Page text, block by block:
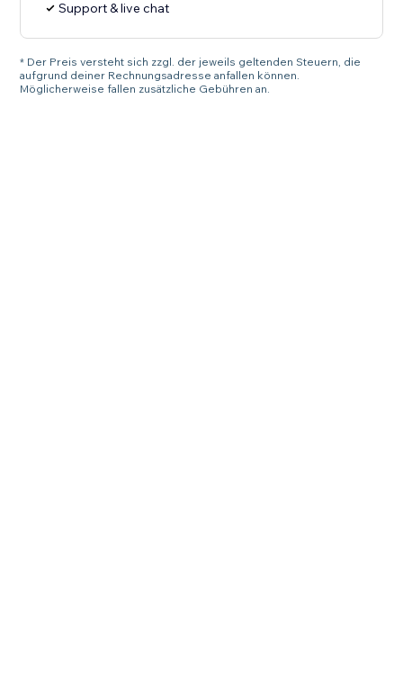
Support & live chat
* Der Preis versteht sich zzgl. der jeweils geltenden Steuern, die
aufgrund deiner Rechnungsadresse anfallen können.
Möglicherweise fallen zusätzliche Gebühren an.